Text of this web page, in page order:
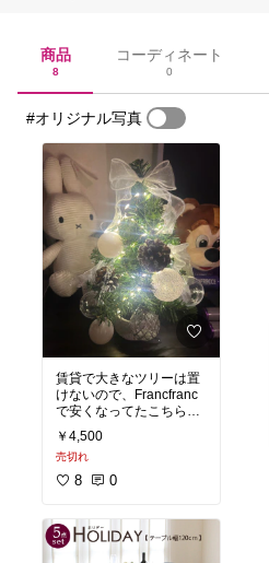
商品
8
コーディネート
0
#オリジナル写真
賃貸で大きなツリーは置
けないので、Francfranc
で安くなってたこちらを
購入。テレビ台の上に置
いてます。簡単に飾り付
けできました。キラキラ
で可愛い♡
￥4,500
売切れ
8 0